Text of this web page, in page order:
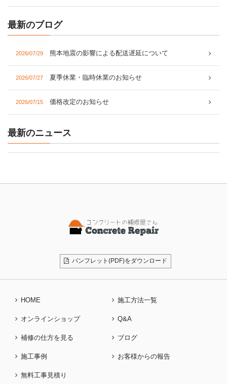
最新のブログ
2026/07/29 熊本地震の影響による配送遅延について
2026/07/27 夏季休業・臨時休業のお知らせ
2026/07/15 価格改定のお知らせ
最新のニュース
パンフレット(PDF)をダウンロード
HOME
オンラインショップ
補修の仕方を見る
施工事例
施工方法一覧
Q&A
ブログ
お客様からの報告
無料工事見積り